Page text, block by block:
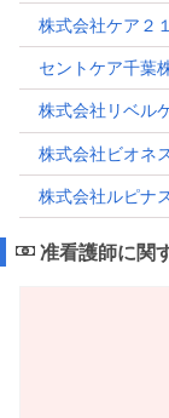
株式会社ケア２
セントケア千葉
株式会社リベル
株式会社ビオネ
株式会社ルピナ
准看護師に関